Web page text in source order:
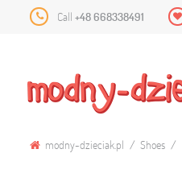
Call +48 668338491
modny-dzieciak.pl Shoes